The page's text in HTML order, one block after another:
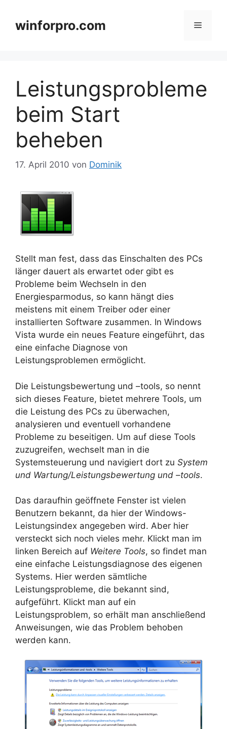
springenwinforpro.com Menü
Leistungsprobleme
beim Start
beheben
17. April 2010 von Dominik
Stellt man fest, dass das Einschalten des PCs
länger dauert als erwartet oder gibt es
Probleme beim Wechseln in den
Energiesparmodus, so kann hängt dies
meistens mit einem Treiber oder einer
installierten Software zusammen. In Windows
Vista wurde ein neues Feature eingeführt, das
eine einfache Diagnose von
Leistungsproblemen ermöglicht.
Die Leistungsbewertung und –tools, so nennt
sich dieses Feature, bietet mehrere Tools, um
die Leistung des PCs zu überwachen,
analysieren und eventuell vorhandene
Probleme zu beseitigen. Um auf diese Tools
zuzugreifen, wechselt man in die
Systemsteuerung und navigiert dort zu System
und Wartung/Leistungsbewertung und –tools.
Das daraufhin geöffnete Fenster ist vielen
Benutzern bekannt, da hier der Windows-
Leistungsindex angegeben wird. Aber hier
versteckt sich noch vieles mehr. Klickt man im
linken Bereich auf Weitere Tools, so findet man
eine einfache Leistungsdiagnose des eigenen
Systems. Hier werden sämtliche
Leistungsprobleme, die bekannt sind,
aufgeführt. Klickt man auf ein
Leistungsproblem, so erhält man anschließend
Anweisungen, wie das Problem behoben
werden kann.